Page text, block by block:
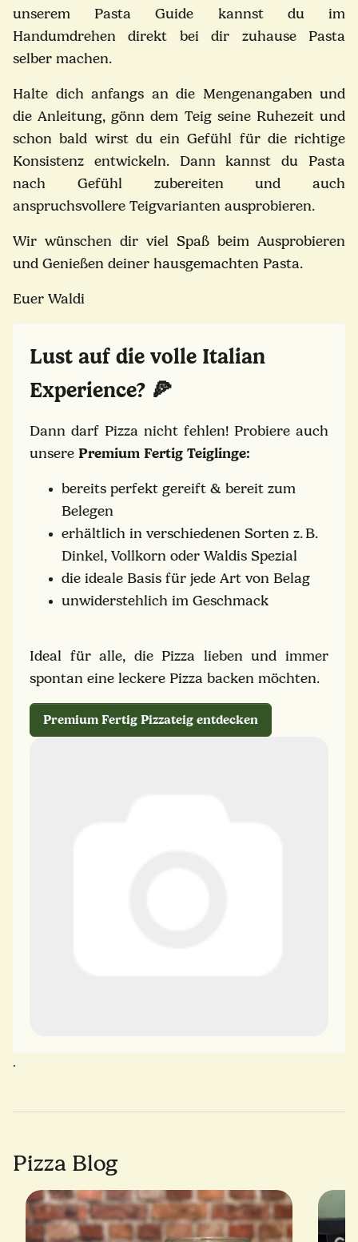
unserem Pasta Guide kannst du im
Handumdrehen direkt bei dir zuhause Pasta
selber machen.
Halte dich anfangs an die Mengenangaben und
die Anleitung, gönn dem Teig seine Ruhezeit und
schon bald wirst du ein Gefühl für die richtige
Konsistenz entwickeln. Dann kannst du Pasta
nach Gefühl zubereiten und auch
anspruchsvollere Teigvarianten ausprobieren.
Wir wünschen dir viel Spaß beim Ausprobieren
und Genießen deiner hausgemachten Pasta.
Euer Waldi
Lust auf die volle Italian
Experience? 🍕
Dann darf Pizza nicht fehlen! Probiere auch
unsere Premium Fertig Teiglinge:
bereits perfekt gereift & bereit zum
Belegen
erhältlich in verschiedenen Sorten z. B.
Dinkel, Vollkorn oder Waldis Spezial
die ideale Basis für jede Art von Belag
unwiderstehlich im Geschmack
Ideal für alle, die Pizza lieben und immer
spontan eine leckere Pizza backen möchten.
Premium Fertig Pizzateig entdecken
.
Pizza Blog